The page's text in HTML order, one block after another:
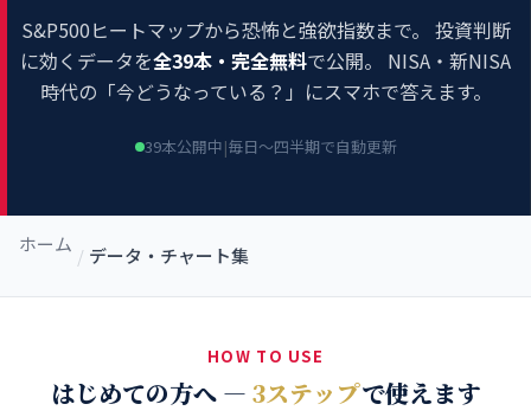
S&P500ヒートマップから恐怖と強欲指数まで。 投資判断
に効くデータを全39本・完全無料で公開。
NISA・新NISA
時代の「今どうなっている？」にスマホで答えます。
39本公開中|毎日〜四半期で自動更新
ホーム / データ・チャート集
HOW TO USE
はじめての方へ ― 3ステップで使えます